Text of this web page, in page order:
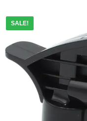
SALE!